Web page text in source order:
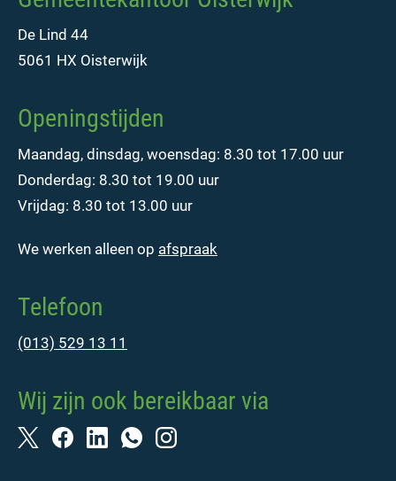
De Lind 44
5061 HX Oisterwijk
Openingstijden
Maandag, dinsdag, woensdag: 8.30 tot 17.00 uur
Donderdag: 8.30 tot 19.00 uur
Vrijdag: 8.30 tot 13.00 uur
We werken alleen op afspraak
Telefoon
(013) 529 13 11
Wij zijn ook bereikbaar via